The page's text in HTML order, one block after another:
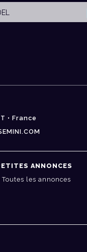
• France
ANNONCES
Toutes les annonces